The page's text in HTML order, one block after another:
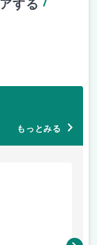
する
もっとみる